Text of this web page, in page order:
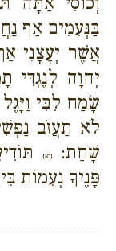
בַּנְּעִמִים אַף
אֲשֶׁר יְעָצָנִי
יְהוָה לְנֶגְדִּי
שָׂמַח לִבִּי
לֹא תַעֲזֹב
שָׁחַת:{יא}
פָּנֶיךָ נְעִמוֹת